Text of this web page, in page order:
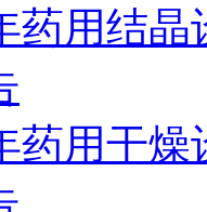
药用结
药用干